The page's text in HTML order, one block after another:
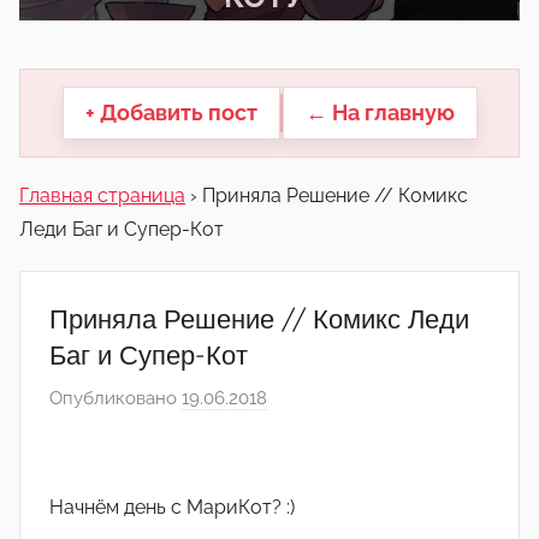
другие.
+ Добавить пост ← На главную
Главная страница › Приняла Решение // Комикс
Леди Баг и Супер-Кот
Приняла Решение // Комикс Леди
Баг и Супер-Кот
Опубликовано 19.06.2018
Начнём день с МариКот? :)